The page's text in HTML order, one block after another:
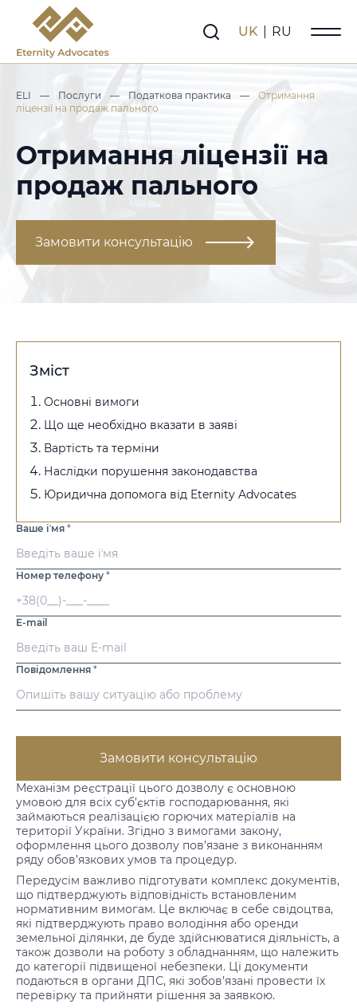
UK RU
ELI — Послуги — Податкова практика —
Отримання
ліцензії на продаж пального
Отримання ліцензії на
продаж пального
Замовити консультацію
Механізм реєстрації цього дозволу є основною
умовою для всіх суб’єктів господарювання, які
займаються реалізацією горючих матеріалів на
території України. Згідно з вимогами закону,
оформлення цього дозволу пов’язане з виконанням
ряду обов’язкових умов та процедур.
Передусім важливо підготувати комплекс документів,
що підтверджують відповідність встановленим
нормативним вимогам. Це включає в себе свідоцтва,
які підтверджують право володіння або оренди
земельної ділянки, де буде здійснюватися діяльність, а
також дозволи на роботу з обладнанням, що належить
до категорії підвищеної небезпеки. Ці документи
подаються в органи ДПС, які зобов’язані провести їх
перевірку та прийняти рішення за заявкою.
Зміст
Основні вимоги
Що ще необхідно вказати в заяві
Вартість та терміни
Наслідки порушення законодавства
Юридична допомога від Eternity Advocates
Ваше іʼмя *
Номер телефону *
E-mail
Повідомлення *
Замовити консультацію